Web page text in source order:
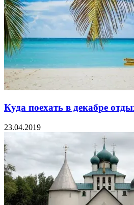
Куда поехать в декабре
23.04.2019